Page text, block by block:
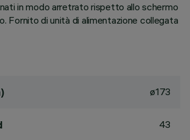
in modo arretrato rispetto allo schermo
Fornito di unità di alimentazione collegata
ø173
43